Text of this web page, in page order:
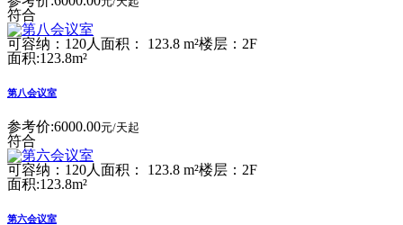
符合
可容纳：120人 面积： 123.8 m²楼层：2F
面积:123.8m²
第八会议室
参考价:6000.00元/天起
符合
可容纳：120人 面积： 123.8 m²楼层：2F
面积:123.8m²
第六会议室